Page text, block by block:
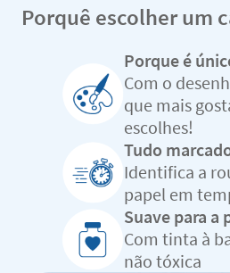
Porquê escolher um
Porque é
Com o
que mais
escolhes!
Tudo
Identifica a
papel em
Suave para a
Com tinta à
não tóxica